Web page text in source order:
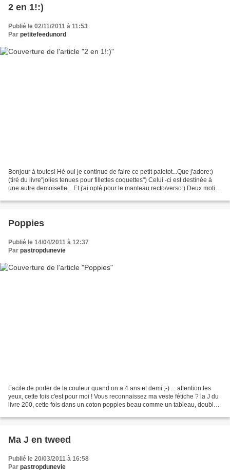
2 en 1!:)
Publié le 02/11/2011 à 11:53
Par petitefeedunord
Bonjour à toutes! Hé oui je continue de faire ce petit paletot...Que j'adore:)
(tiré du livre"jolies tenues pour fillettes coquettes") Celui -ci est destinée à
une autre demoiselle... Et j'ai opté pour le manteau recto/verso:) Deux motifs
Poppies
Publié le 14/04/2011 à 12:37
Par pastropdunevie
Facile de porter de la couleur quand on a 4 ans et demi ;-) ... attention les
yeux, cette fois c'est pour moi ! Vous reconnaissez ma veste fétiche ? la J du
livre 200, cette fois dans un coton poppies beau comme un tableau, doublé
Ma J en tweed
Publié le 20/03/2011 à 16:58
Par pastropdunevie